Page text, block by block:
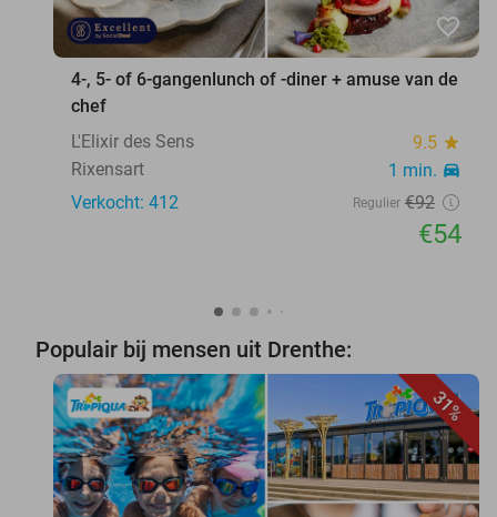
favorite_border
4-, 5- of 6-gangenlunch of -diner + amuse van de
chef
L'Elixir des Sens
9.5 star
Rixensart 1 min. directions_car
Verkocht: 412 Regulier €92
€54
Populair bij mensen uit Drenthe:
31%